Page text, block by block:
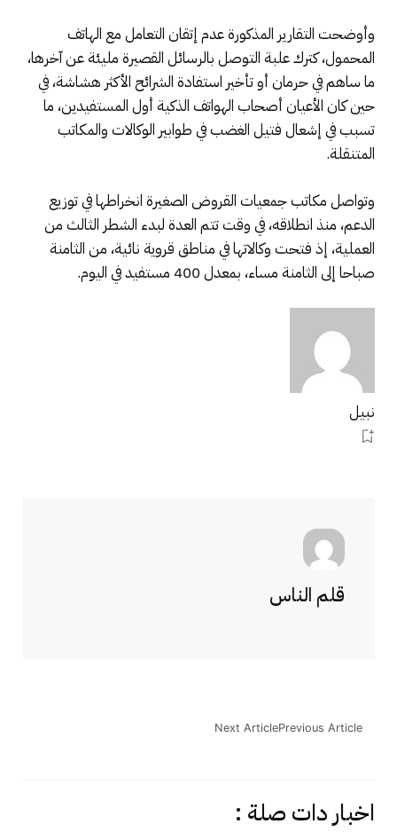
وأوضحت التقارير المذكورة عدم إتقان التعامل مع الهاتف
المحمول، كترك علبة التوصل بالرسائل القصيرة مليئة عن آخرها،
ما ساهم في حرمان أو تأخير استفادة الشرائح الأكثر هشاشة، في
حين كان الأعيان أصحاب الهواتف الذكية أول المستفيدين، ما
تسبب في إشعال فتيل الغضب في طوابير الوكالات والمكاتب
المتنقلة.
وتواصل مكاتب جمعيات القروض الصغيرة انخراطها في توزيع
الدعم، منذ انطلاقه، في وقت تتم العدة لبدء الشطر الثالث من
العملية، إذ فتحت وكالاتها في مناطق قروية نائية، من الثامنة
صباحا إلى الثامنة مساء، بمعدل 400 مستفيد في اليوم.
نبيل
قلم الناس
Previous Article
Next Article
اخبار دات صلة :